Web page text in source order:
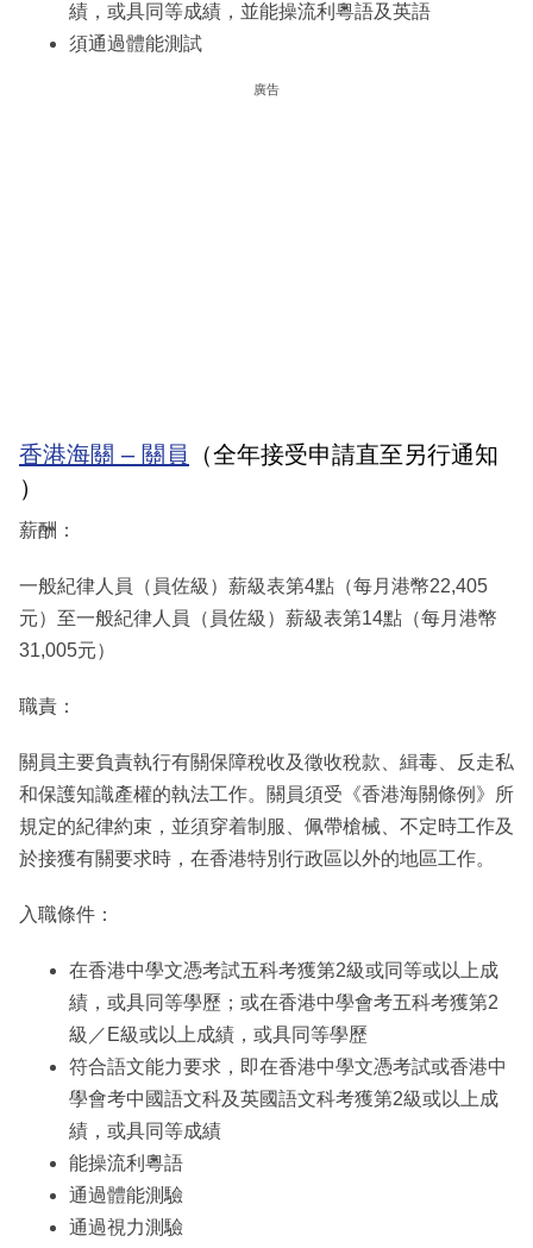
績，或具同等成績，並能操流利粵語及英語
須通過體能測試
廣告
香港海關 – 關員
（全年接受申請直至另行通知
）
薪酬：
一般紀律人員（員佐級）薪級表第4點（每月港幣22,405
元）至一般紀律人員（員佐級）薪級表第14點（每月港幣
31,005元）
職責：
關員主要負責執行有關保障稅收及徵收稅款、緝毒、反走私
和保護知識產權的執法工作。關員須受《香港海關條例》所
規定的紀律約束，並須穿着制服、佩帶槍械、不定時工作及
於接獲有關要求時，在香港特別行政區以外的地區工作。
入職條件：
在香港中學文憑考試五科考獲第2級或同等或以上成
績，或具同等學歷；或在香港中學會考五科考獲第2
級／E級或以上成績，或具同等學歷
符合語文能力要求，即在香港中學文憑考試或香港中
學會考中國語文科及英國語文科考獲第2級或以上成
績，或具同等成績
能操流利粵語
通過體能測驗
通過視力測驗